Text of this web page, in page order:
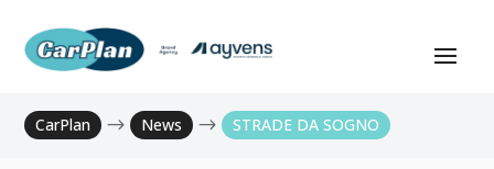
CarPlan $ News $ STRADE DA SOGNO